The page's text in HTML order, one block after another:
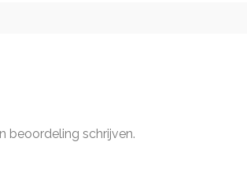
beoordeling schrijven.